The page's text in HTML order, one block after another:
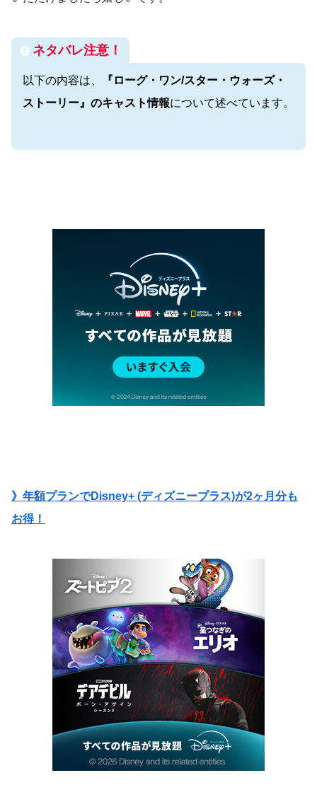
ネタバレ注意！
以下の内容は、
『ローグ・ワン/スター・ウォーズ・
ストーリー』のキャスト情報について述べています。
》年額プランでDisney+ (ディズニープラス)が2ヶ月分も
お得！